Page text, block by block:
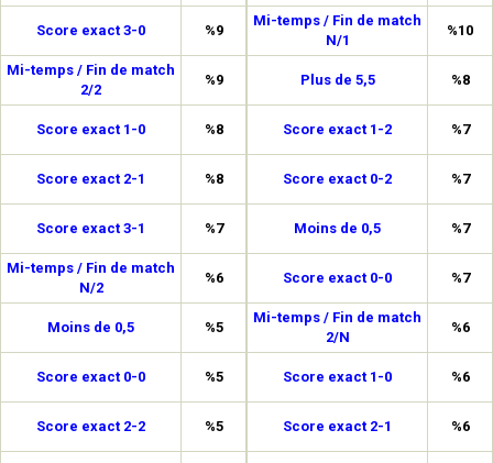
Score exact 3-0 %9
Mi-temps / Fin de match
2/2
%9
Score exact 1-0 %8
Score exact 2-1 %8
Score exact 3-1 %7
Mi-temps / Fin de match
N/2
%6
Moins de 0,5 %5
Score exact 0-0 %5
Score exact 2-2 %5
Mi-temps / Fin de match
N/1
%10
Plus de 5,5 %8
Score exact 1-2 %7
Score exact 0-2 %7
Moins de 0,5 %7
Score exact 0-0 %7
Mi-temps / Fin de match
2/N
%6
Score exact 1-0 %6
Score exact 2-1 %6